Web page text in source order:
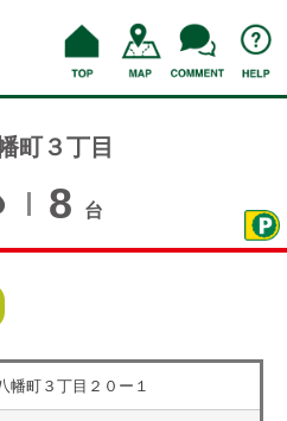
町３丁目
8 台
幡町３丁目２０ー１